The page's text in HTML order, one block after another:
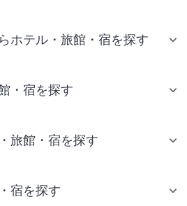
ホテル・旅館・宿を探す
・宿を探す
旅館・宿を探す
宿を探す